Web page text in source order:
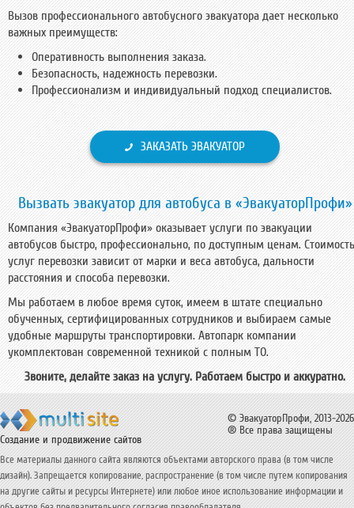
Вызов профессионального автобусного эвакуатора дает несколько
важных преимуществ:
Оперативность выполнения заказа.
Безопасность, надежность перевозки.
Профессионализм и индивидуальный подход специалистов.
ЗАКАЗАТЬ ЭВАКУАТОР
Вызвать эвакуатор для автобуса в «ЭвакуаторПрофи»
Компания «ЭвакуаторПрофи» оказывает услуги по эвакуации
автобусов быстро, профессионально, по доступным ценам. Стоимость
услуг перевозки зависит от марки и веса автобуса, дальности
расстояния и способа перевозки.
Мы работаем в любое время суток, имеем в штате специально
обученных, сертифицированных сотрудников и выбираем самые
удобные маршруты транспортировки. Автопарк компании
укомплектован современной техникой с полным ТО.
Звоните, делайте заказ на услугу. Работаем быстро и аккуратно.
Создание и продвижение сайтов
© ЭвакуаторПрофи, 2013-2026
® Все права защищены
Все материалы данного сайта являются объектами авторского права (в том числе
дизайн). Запрещается копирование, распространение (в том числе путем копирования
на другие сайты и ресурсы Интернете) или любое иное использование информации и